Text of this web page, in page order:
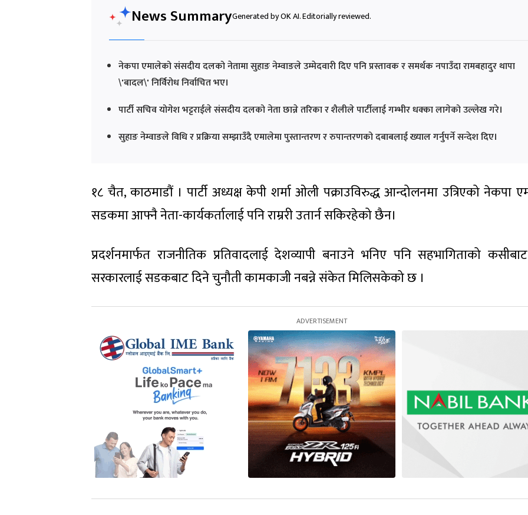
News SummaryGenerated by OK AI. Editorially reviewed.
नेकपा एमालेको संसदीय दलको नेतामा सुहाङ नेम्वाङले उम्मेदवारी दिए पनि प्रस्तावक र समर्थक नपाउँदा रामबहादुर थापा
\'बादल\' निर्विरोध निर्वाचित भए।
पार्टी सचिव योगेश भट्टराईले संसदीय दलको नेता छान्ने तरिका र शैलीले पार्टीलाई गम्भीर धक्का लागेको उल्लेख गरे।
सुहाङ नेम्वाङले विधि र प्रक्रिया सम्झाउँदै एमालेमा पुस्तान्तरण र रुपान्तरणको दबाबलाई ख्याल गर्नुपर्ने सन्देश दिए।
१८ चैत, काठमाडौं । पार्टी अध्यक्ष केपी शर्मा ओली पक्राउविरुद्ध आन्दोलनमा उत्रिएको नेकपा
सडकमा आफ्नै नेता-कार्यकर्तालाई पनि राम्ररी उतार्न सकिरहेको छैन।
प्रदर्शनमार्फत राजनीतिक प्रतिवादलाई देशव्यापी बनाउने भनिए पनि सहभागिताको
सरकारलाई सडकबाट दिने चुनौती कामकाजी नबन्ने संकेत मिलिसकेको छ ।